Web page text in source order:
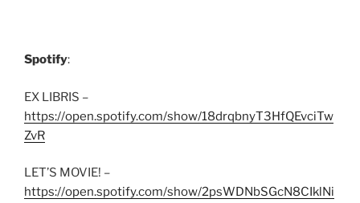
Spotify:
EX LIBRIS –
https://open.spotify.com/show/18drqbnyT3HfQEvciTw
ZvR
LET’S MOVIE! –
https://open.spotify.com/show/2psWDNbSGcN8CIklNi